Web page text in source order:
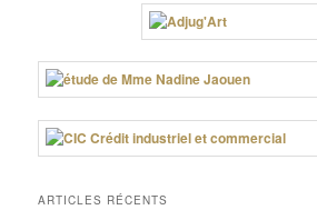
ARTICLES RÉCENTS